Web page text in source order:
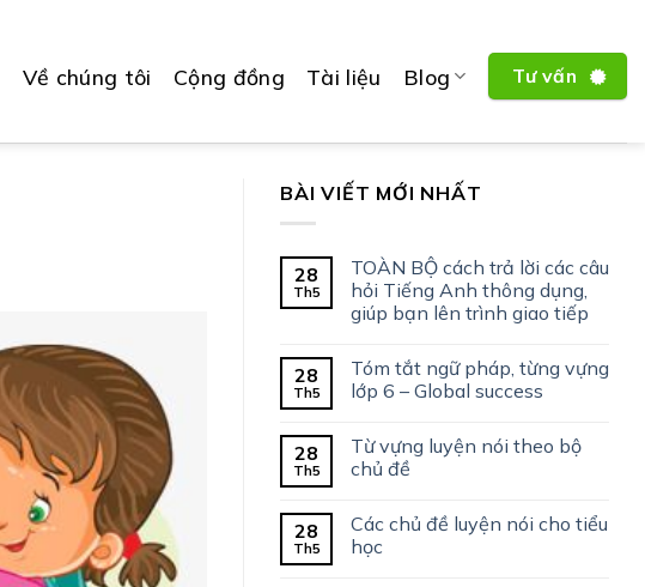
Về chúng tôi Cộng đồng Tài liệu Blog Tư vấn
BÀI VIẾT MỚI NHẤT
28
Th5
TOÀN BỘ cách trả lời các câu
hỏi Tiếng Anh thông dụng,
giúp bạn lên trình giao tiếp
28
Th5
Tóm tắt ngữ pháp, từng vựng
lớp 6 – Global success
28
Th5
Từ vựng luyện nói theo bộ
chủ đề
28
Th5
Các chủ đề luyện nói cho tiểu
học